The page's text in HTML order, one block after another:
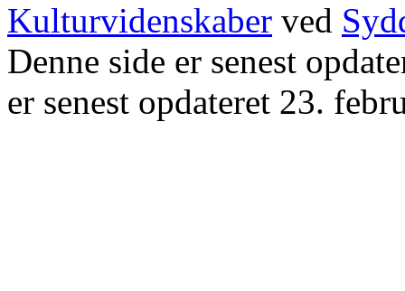
Kulturvidenskaber ved
Denne side er senest
er senest opdateret 23.